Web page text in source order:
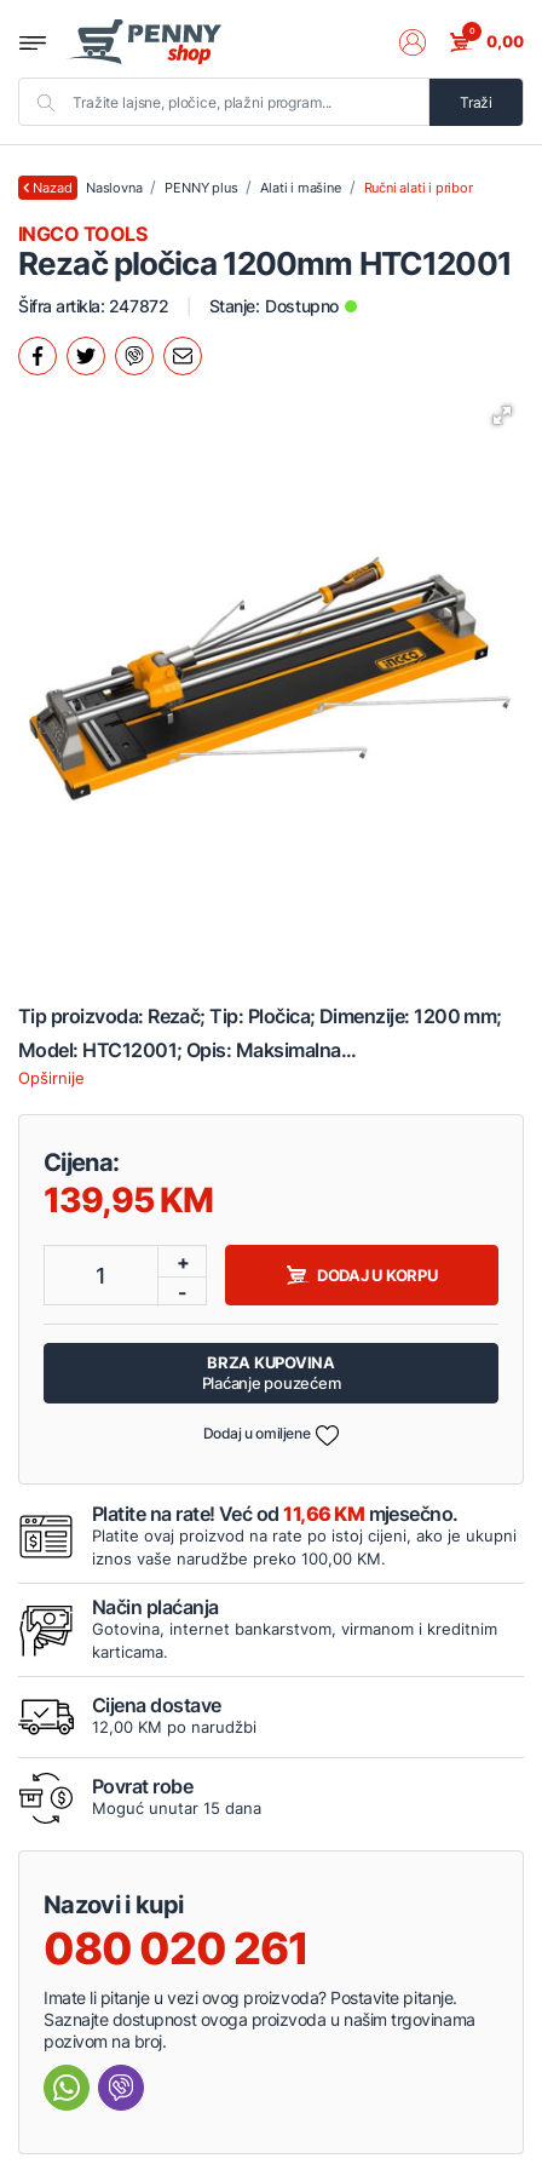
Traži
0 0,00
Nazad Naslovna PENNY plus Alati i mašine Ručni alati i pribor
Rezač pločica 1200mm HTC12001
INGCO TOOLS
Šifra artikla: 247872 Stanje: Dostupno
Tip proizvoda: Rezač; Tip: Pločica; Dimenzije: 1200 mm;
Model: HTC12001; Opis: Maksimalna...
Opširnije
Cijena:
139,95
1
+
-
DODAJ U KORPU
BRZA KUPOVINA
Plaćanje pouzećem
Dodaj u omiljene
Platite na rate! Već od11,66 KM mjesečno.
Platite ovaj proizvod na rate po istoj cijeni, ako je ukupni
iznos vaše narudžbe preko 100,00 KM.
Način plaćanja
Gotovina, internet bankarstvom, virmanom i kreditnim
karticama.
Cijena dostave
12,00 KM po narudžbi
Povrat robe
Moguć unutar 15 dana
Nazovi i kupi
080 020 261
Imate li pitanje u vezi ovog proizvoda? Postavite pitanje.
Saznajte dostupnost ovoga proizvoda u našim trgovinama
pozivom na broj.